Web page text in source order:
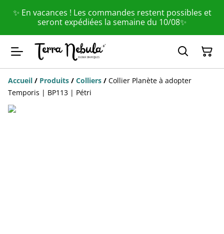
✨ En vacances ! Les commandes restent possibles et
seront expédiées la semaine du 10/08✨
Accueil / Produits / Colliers / Collier Planète à adopter
Temporis | BP113 | Pétri